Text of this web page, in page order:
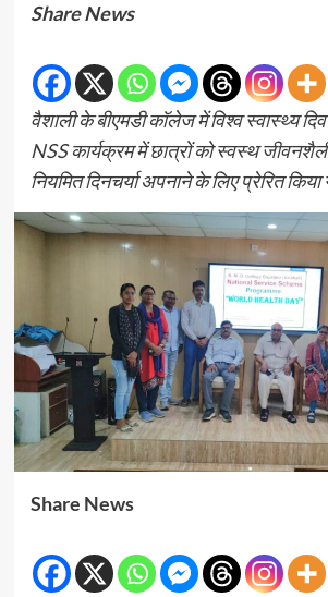
Share News
वैशाली के बीएमडी कॉलेज में विश्व स्वास्थ्य
NSS कार्यक्रम में छात्रों को स्वस्थ
नियमित दिनचर्या अपनाने के लिए प्रेरित किया
Share News